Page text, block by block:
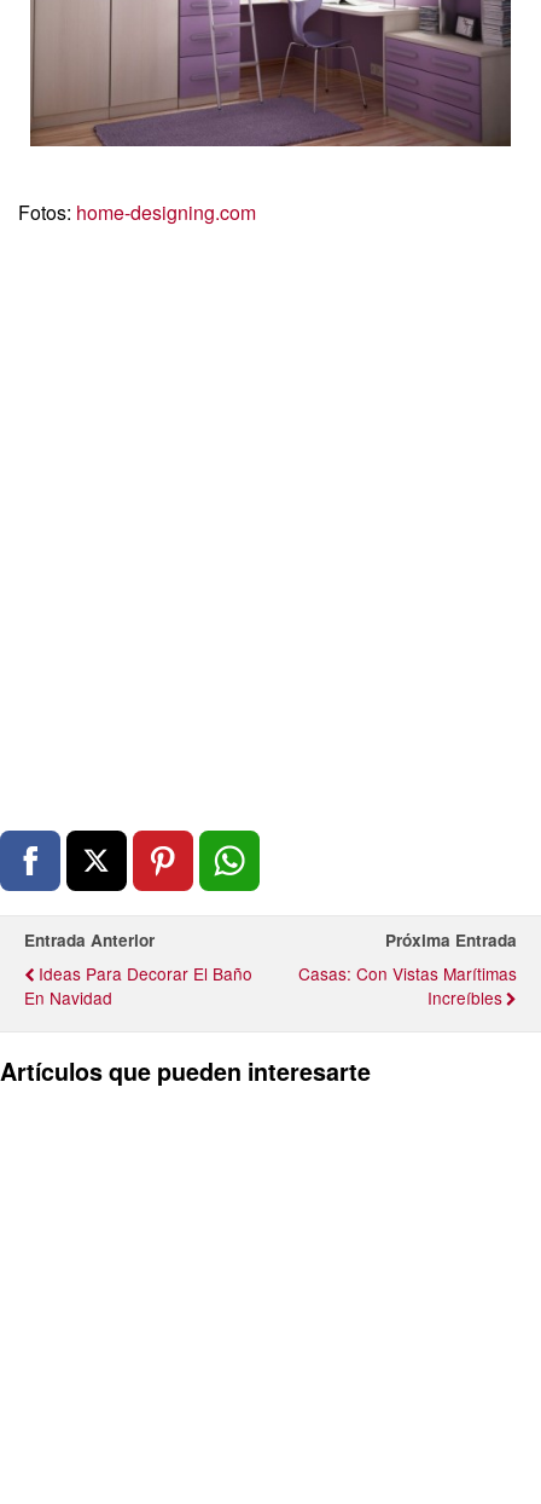
Fotos: home-designing.com
Entrada Anterior
Ideas Para Decorar El Baño
En Navidad
Próxima Entrada
Casas: Con Vistas Marítimas
Increíbles
Artículos que pueden interesarte